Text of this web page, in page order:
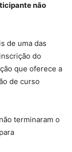
não
de uma das
do
que oferece a
de curso
terminaram o